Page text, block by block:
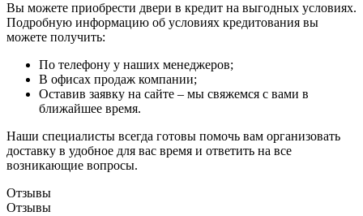
Вы можете приобрести двери в кредит на выгодных условиях.
Подробную информацию об условиях кредитования вы
можете получить:
По телефону у наших менеджеров;
В офисах продаж компании;
Оставив заявку на сайте – мы свяжемся с вами в
ближайшее время.
Наши специалисты всегда готовы помочь вам организовать
доставку в удобное для вас время и ответить на все
возникающие вопросы.
Отзывы
Отзывы